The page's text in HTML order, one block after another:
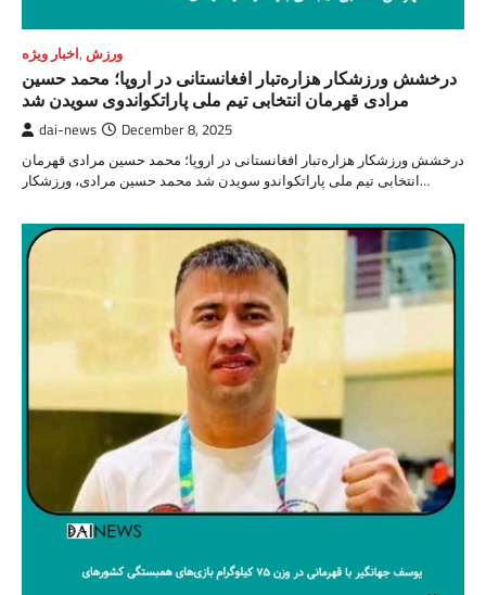
اخبار ویژه, ورزش
درخشش ورزشکار هزاره‌تبار افغانستانی در اروپا؛ محمد حسین
مرادی قهرمان انتخابی تیم ملی پاراتکواندوی سویدن شد
dai-news December 8, 2025
درخشش ورزشکار هزاره‌تبار افغانستانی در اروپا؛ محمد حسین مرادی قهرمان
انتخابی تیم ملی پاراتکواندو سویدن شد محمد حسین مرادی، ورزشکار…